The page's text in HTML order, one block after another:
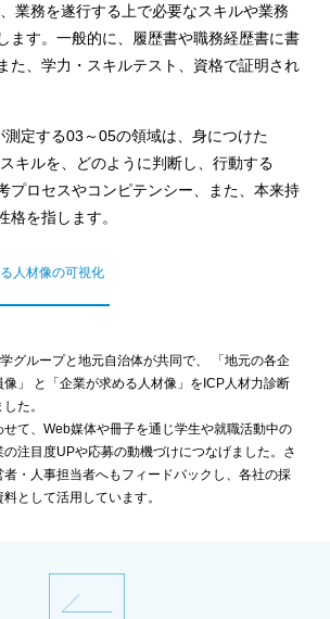
業務を遂行する上で必要なスキルや業務
ます。一般的に、履歴書や職務経歴書に書
た、学力・スキルテスト、資格で証明され
測定する03～05の領域は、身につけた
キルを、どのように判断し、行動する
プロセスやコンピテンシー、また、本来持
格を指します。
人材像の可視化
グループと地元自治体が共同で、 「地元の各企
」 と「企業が求める人材像」をICP人材力診断
た。
て、Web媒体や冊子を通じ学生や就職活動中の
注目度UPや応募の動機づけにつなげました。さ
者・人事担当者へもフィードバックし、各社の採
として活用しています。